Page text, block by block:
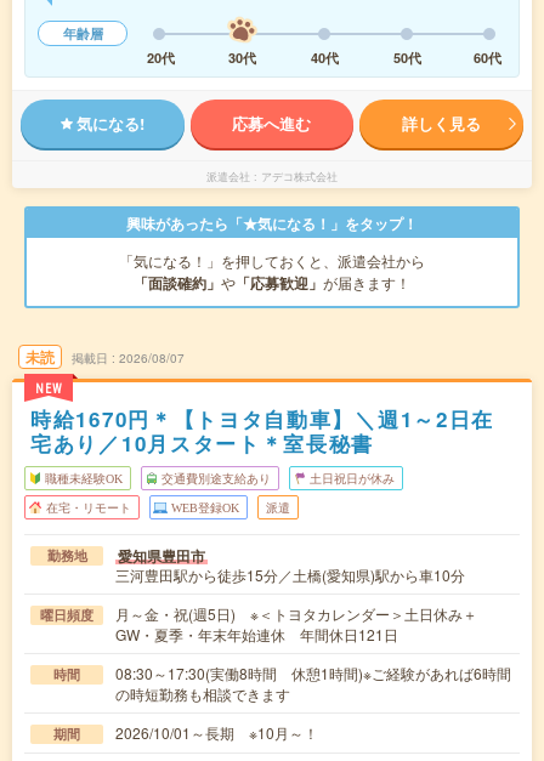
年齢層
20代
30代 40代 50代 60代
気になる! 応募へ進む 詳しく見る
派遣会社 アデコ株式会社
興味があったら「★気になる！」をタップ！
「気になる！」を押しておくと、派遣会社から
「面談確約」 や 「応募歓迎」 が届きます！
未読
NEW
掲載日 2026/08/07
時給1670円＊【トヨタ自動車】＼週1～2日在
宅あり／10月スタート＊室長秘書
職種未経験OK 交通費別途支給あり 土日祝日が休み
在宅・リモート WEB登録OK 派遣
勤務地 愛知県豊田市
三河豊田駅から徒歩15分／土橋(愛知県)駅から車10分
曜日頻度
月～金・祝(週5日) ※＜トヨタカレンダー＞土日休み＋
GW・夏季・年末年始連休 年間休日121日
時間
08:30～17:30(実働8時間 休憩1時間)※ご経験があれば6時間
の時短勤務も相談できます
期間 2026/10/01～長期 ※10月～！